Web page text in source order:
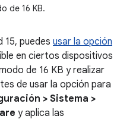
de 16 KB.
15, puedes usar la opción
en ciertos dispositivos
de 16 KB y realizar
de usar la opción para
> Sistema >
y aplica las